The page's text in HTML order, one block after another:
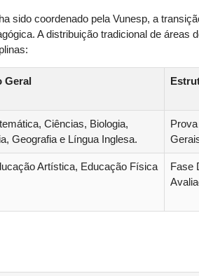
sido coordenado pela Vunesp, a
A distribuição tradicional de áreas
Geral
Ciências, Biologia,
Geografia e Língua Inglesa.
Artística, Educação Física
Fase